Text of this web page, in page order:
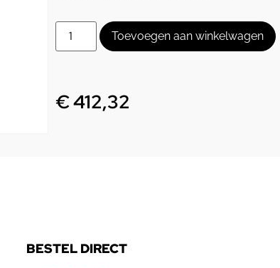
Toevoegen aan winkelwagen
€412,32
BESTEL DIRECT